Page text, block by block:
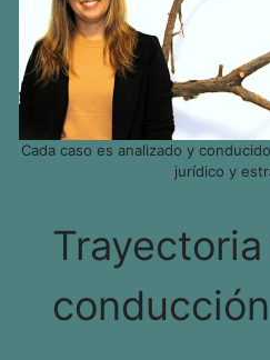
Cada caso es analizado y
jurídico y